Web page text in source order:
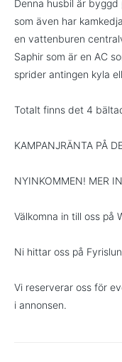
Denna husbil är
som även har
en vattenburen
Saphir som är en AC
sprider antingen kyla
Totalt finns det 4
KAMPANJRÄNTA PÅ
NYINKOMMEN! MER
Välkomna in till oss på
Ni hittar oss på
Vi reserverar oss för
i annonsen.